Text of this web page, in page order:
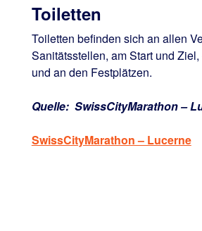
Toiletten
Toiletten befinden sich an allen
Sanitätsstellen, am Start und
und an den Festplätzen.
Quelle: SwissCityMarathon –
SwissCityMarathon – Lucerne